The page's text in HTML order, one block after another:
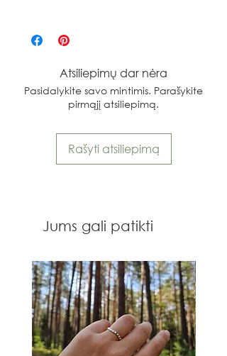
Atsiliepimų dar nėra
Pasidalykite savo mintimis. Parašykite
pirmąjį atsiliepimą.
Rašyti atsiliepimą
Jums gali patikti